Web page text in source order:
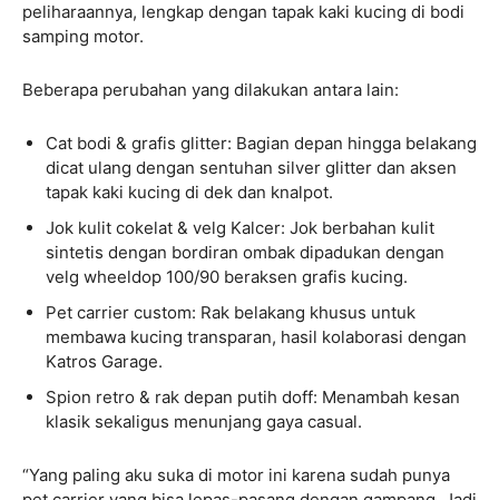
peliharaannya, lengkap dengan tapak kaki kucing di bodi
samping motor.
Beberapa perubahan yang dilakukan antara lain:
Cat bodi & grafis glitter: Bagian depan hingga belakang
dicat ulang dengan sentuhan silver glitter dan aksen
tapak kaki kucing di dek dan knalpot.
Jok kulit cokelat & velg Kalcer: Jok berbahan kulit
sintetis dengan bordiran ombak dipadukan dengan
velg wheeldop 100/90 beraksen grafis kucing.
Pet carrier custom: Rak belakang khusus untuk
membawa kucing transparan, hasil kolaborasi dengan
Katros Garage.
Spion retro & rak depan putih doff: Menambah kesan
klasik sekaligus menunjang gaya casual.
“Yang paling aku suka di motor ini karena sudah punya